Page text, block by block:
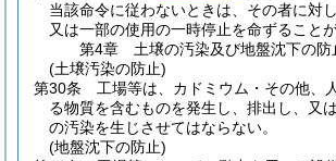
当該命令に従わないときは、その者に対
又は一部の使用の一時停止を命ずることが
第4章
土壌の汚染及び地盤沈下の防
(土壌汚染の防止)
第30条
工場等は、カドミウム・その他、
る物質を含むものを発生し、排出し、又
の汚染を生じさせてはならない。
(地盤沈下の防止)